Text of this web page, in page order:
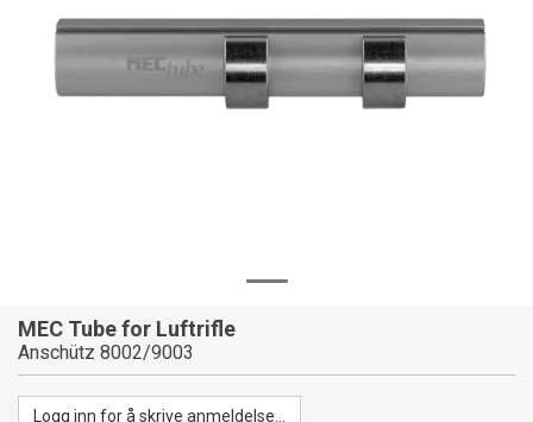
MEC Tube for Luftrifle
Anschütz 8002/9003
Logg inn for å skrive anmeldelse...